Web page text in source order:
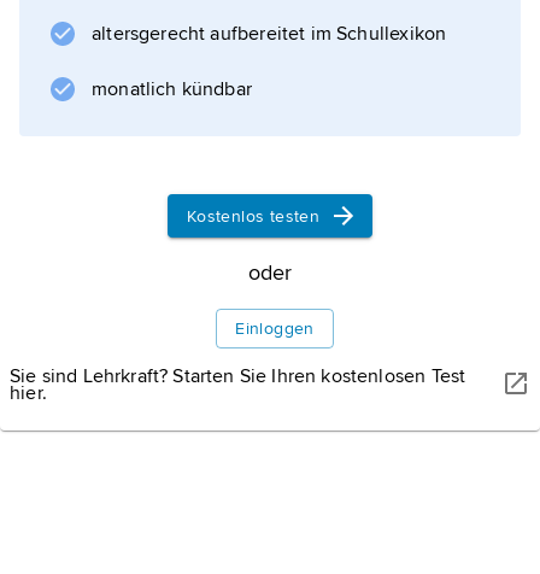
altersgerecht aufbereitet im Schullexikon
monatlich kündbar
Kostenlos testen
oder
Einloggen
Sie sind Lehrkraft? Starten Sie Ihren kostenlosen Test
hier.